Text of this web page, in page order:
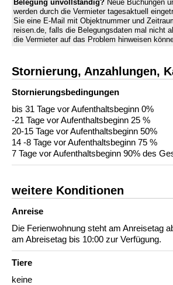
Belegung unvollständig? Neue Buchungen
werden durch die Vermieter tagesaktuell
Sie eine E-Mail mit Objektnummer und
reisen.de, falls die Belegungsdaten mal nicht
die Vermieter auf das Problem hinweisen
Stornierung, Anzahlungen,
Stornierungs­bedingungen
bis 31 Tage vor Aufenthaltsbeginn 0%
-21 Tage vor Aufenthaltsbeginn 25 %
20-15 Tage vor Aufenthaltsbeginn 50%
14 -8 Tage vor Aufenthaltsbeginn 75 %
7 Tage vor Aufenthaltsbeginn 90% des
weitere Konditionen
Anreise
Die Ferienwohnung steht am Anreisetag
am Abreisetag bis 10:00 zur Verfügung.
Tiere
keine